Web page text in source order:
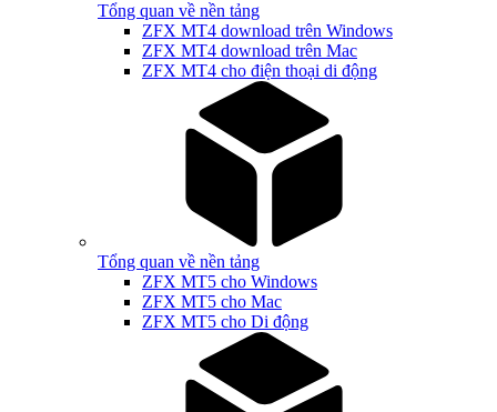
Tổng quan về nền tảng
ZFX MT4 download trên Windows
ZFX MT4 download trên Mac
ZFX MT4 cho điện thoại di động
Tổng quan về nền tảng
ZFX MT5 cho Windows
ZFX MT5 cho Mac
ZFX MT5 cho Di động